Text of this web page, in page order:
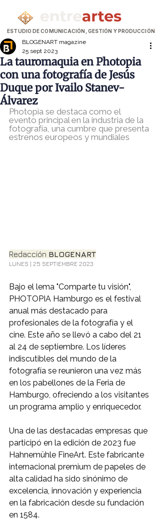
ESTUDIO DE COMUNICACIÓN, GESTIÓN Y PRODUCCIÓN
La tauromaquia en Photopia
con una fotografía de Jesús
Duque por Ivailo Stanev-
Álvarez
BLOGENART magazine
25 sept 2023
Photopia se destaca como el
evento principal en la industria de la
fotografía, una cumbre que presenta
estrenos europeos y mundiales
Redacción BLOGENART
LUNES | 25 SEPTIEMBRE 2023
Bajo el lema "Comparte tu visión",
PHOTOPIA Hamburgo es el festival
anual más destacado para
profesionales de la fotografía y el
cine. Este año se llevó a cabo del 21
al 24 de septiembre. Los líderes
indiscutibles del mundo de la
fotografía se reunieron una vez más
en los pabellones de la Feria de
Hamburgo, ofreciendo a los visitantes
un programa amplio y enriquecedor.
Una de las destacadas empresas que
participó en la edición de 2023 fue
Hahnemühle FineArt. Este fabricante
internacional premium de papeles de
alta calidad ha sido sinónimo de
excelencia, innovación y experiencia
en la fabricación desde su fundación
en 1584.